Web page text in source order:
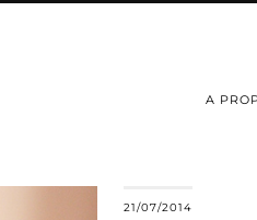
A
21/07/2014